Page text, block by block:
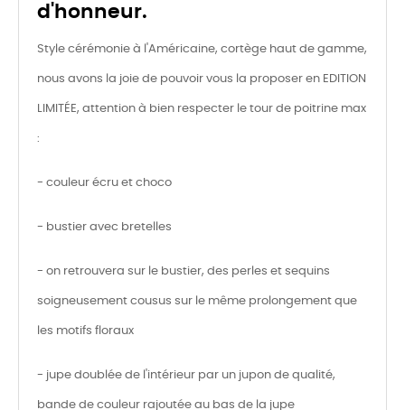
d'honneur.
Style cérémonie à l'Américaine, cortège haut de gamme,
nous avons la joie de pouvoir vous la proposer en EDITION
LIMITÉE, attention à bien respecter le tour de poitrine max
:
- couleur écru et choco
- bustier avec bretelles
- on retrouvera sur le bustier, des perles et sequins
soigneusement cousus sur le même prolongement que
les motifs floraux
- jupe doublée de l'intérieur par un jupon de qualité,
bande de couleur rajoutée au bas de la jupe